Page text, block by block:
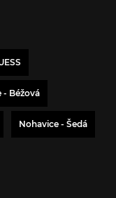
- Béžová
Nohavice - Šedá